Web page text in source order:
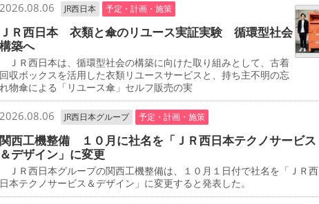
2026.08.06 JR西日本 予定・計画・施策
ＪＲ西日本 衣類と傘のリユース実証実験 循環型社会
構築へ
ＪＲ西日本は、循環型社会の構築に向けた取り組みとして、古着
回収ボックスを活用した衣類リユースサービスと、持ち主不明の忘
れ物傘による「リユース傘」セルフ販売の実
2026.08.06 JR西日本グループ 予定・計画・施策
関西工機整備 １０月に社名を「ＪＲ西日本テクノサービス
＆デザイン」に変更
ＪＲ西日本グループの関西工機整備は、１０月１日付で社名を「ＪＲ西
日本テクノサービス＆デザイン」に変更すると発表した。